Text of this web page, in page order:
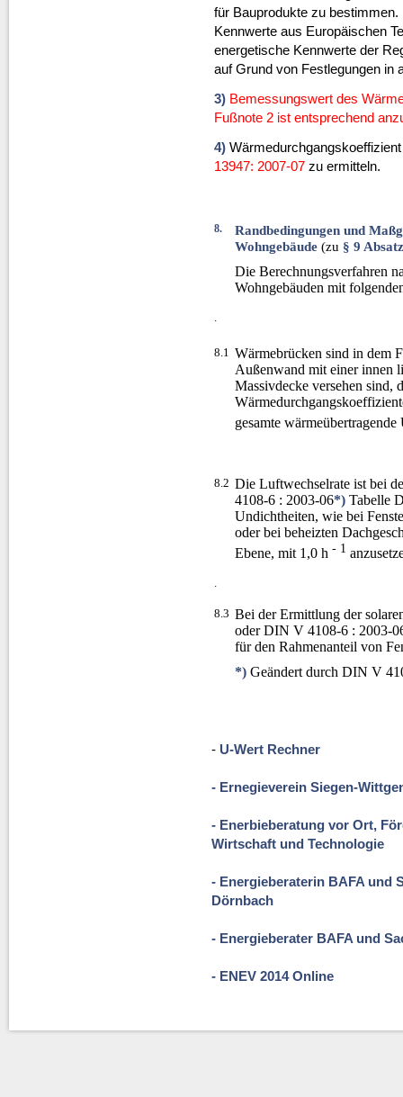
für Bauprodukte zu
Kennwerte aus Europäischen
energetische Kennwerte der
auf Grund von Festlegungen in
3) Bemessungswert des
Fußnote 2 ist entsprechend
4)
13947: 2007-07 zu ermitteln.
8.
Randbedingungen und
Wohngebäude (zu § 9
Die Berechnungsverfahren
Wohngebäuden mit
.
8.1 Wärmebrücken sind in dem
Außenwand mit einer innen
Massivdecke versehen sind,
gesamte
8.2 Die Luftwechselrate ist bei
4108-6 : 2003-06*) Tabelle
Undichtheiten, wie bei
oder bei beheizten
Ebene, mit 1,0 h - 1
.
8.3 Bei der Ermittlung der
oder DIN V 4108-6 : 2003-
für den Rahmenanteil von
*) Geändert durch DIN V
- U-Wert Rechner
- Ernegieverein Siegen-
- Enerbieberatung vor Ort,
Wirtschaft und Technologie
- Energieberaterin BAFA und
Dörnbach
- Energieberater BAFA und
- ENEV 2014 Online